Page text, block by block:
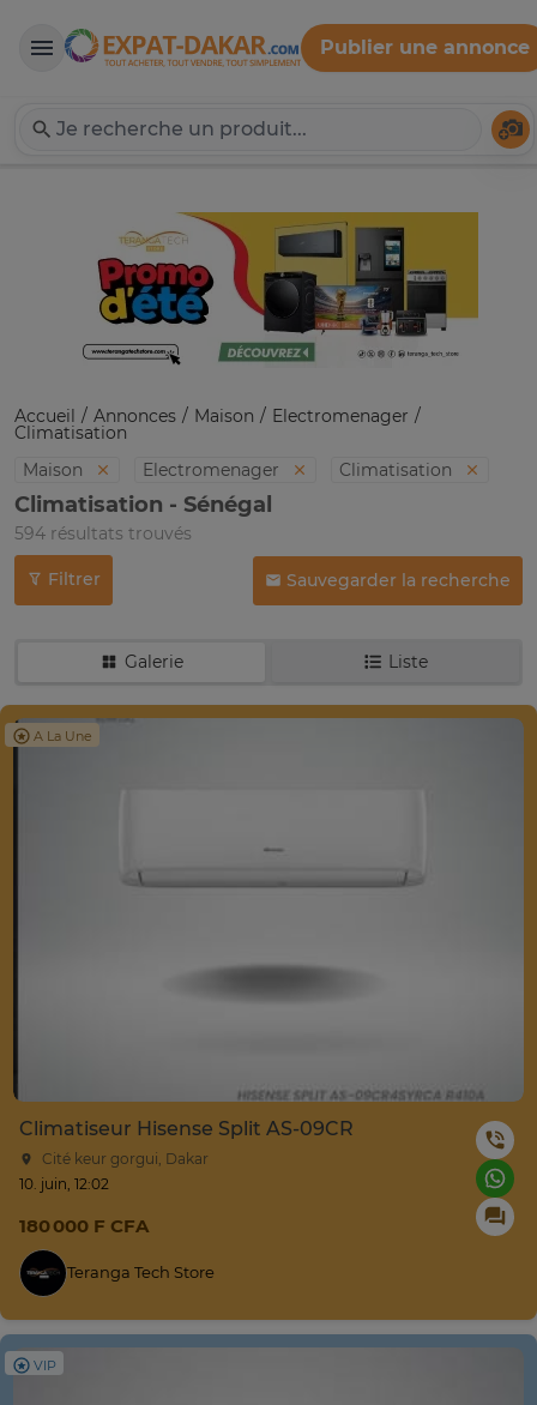
Expat-Dakar
Publier une annonce
Accueil Annonces Maison Electromenager
Climatisation
Maison
Electromenager Climatisation
Climatisation - Sénégal
594 résultats trouvés
Filtrer Sauvegarder la recherche
Galerie Liste
A La Une
Climatiseur Hisense Split AS-09CR
Cité keur gorgui, Dakar
10. juin, 12:02
180 000 F CFA
Teranga Tech Store
VIP